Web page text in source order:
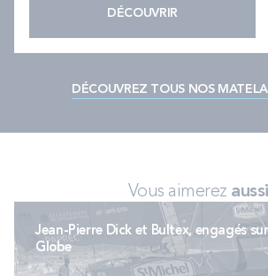
DÉCOUVRIR
DÉCOUVREZ TOUS NOS
Vous aimerez aussi
Jean-Pierre Dick et Bultex, engagés
Globe